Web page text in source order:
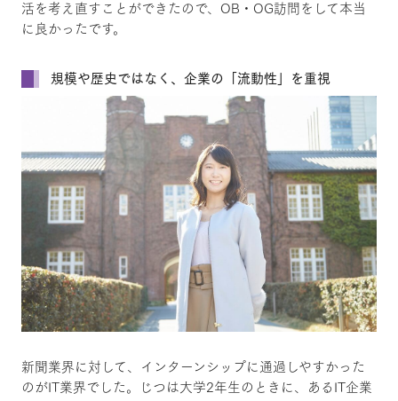
活を考え直すことができたので、OB・OG訪問をして本当
に良かったです。
規模や歴史ではなく、企業の「流動性」を重視
新聞業界に対して、インターンシップに通過しやすかった
のがIT業界でした。じつは大学2年生のときに、あるIT企業